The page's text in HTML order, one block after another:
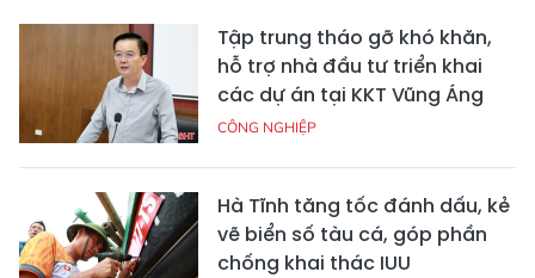
Tập trung tháo gỡ khó khăn,
hỗ trợ nhà đầu tư triển khai
các dự án tại KKT Vũng Áng
CÔNG NGHIỆP
Hà Tĩnh tăng tốc đánh dấu, kẻ
vẽ biển số tàu cá, góp phần
chống khai thác IUU